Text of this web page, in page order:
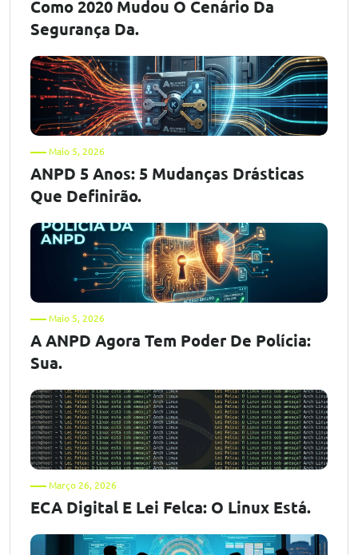
Como 2020 Mudou O Cenário Da
Segurança Da.
Maio 5, 2026
ANPD 5 Anos: 5 Mudanças Drásticas
Que Definirão.
Maio 5, 2026
A ANPD Agora Tem Poder De Polícia:
Sua.
Março 26, 2026
ECA Digital E Lei Felca: O Linux Está.